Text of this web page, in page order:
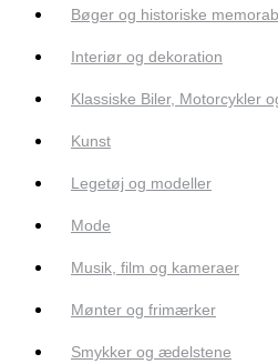
Bøger og historiske
Interiør og dekoration
Klassiske Biler, Motorcykler
Kunst
Legetøj og modeller
Mode
Musik, film og kameraer
Mønter og frimærker
Smykker og ædelstene